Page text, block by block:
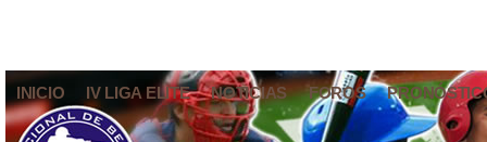
INICIO IV LIGA ELITE NOTICIAS FOROS